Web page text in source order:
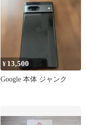
¥ 13,500
Google 本体 ジャンク